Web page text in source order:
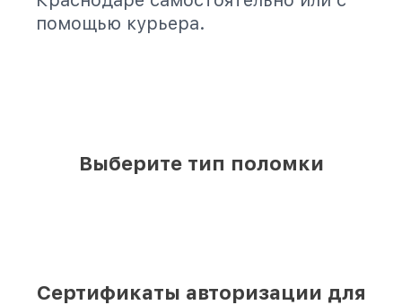
помощью курьера.
Выберите тип поломки
Сертификаты авторизации для